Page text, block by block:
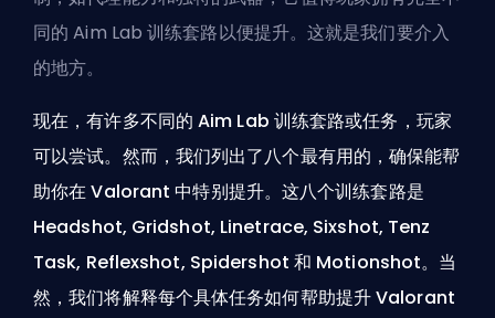
同的 Aim Lab 训练套路以便提升。这就是我们要介入
的地方。
现在，有许多不同的 Aim Lab 训练套路或任务，玩家
可以尝试。然而，我们列出了八个最有用的，确保能帮
助你在 Valorant 中特别提升。这八个训练套路是
Headshot, Gridshot, Linetrace, Sixshot, Tenz
Task, Reflexshot, Spidershot 和 Motionshot。当
然，我们将解释每个具体任务如何帮助提升 Valorant